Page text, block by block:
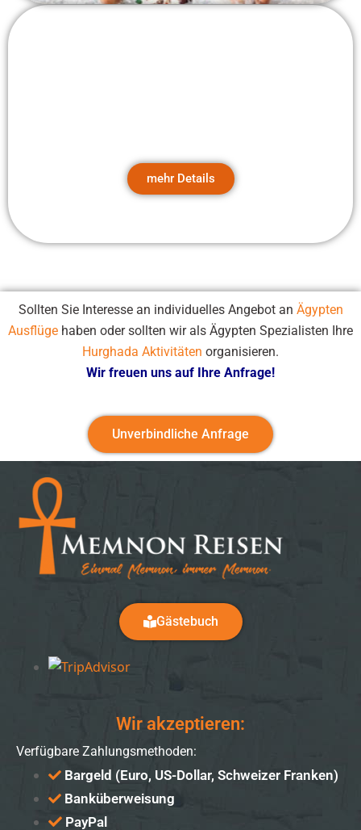
mehr Details
Sollten Sie Interesse an individuelles Angebot an Ägypten
Ausflüge haben oder sollten wir als Ägypten Spezialisten Ihre
Hurghada Aktivitäten organisieren.
Wir freuen uns auf Ihre Anfrage!
Unverbindliche Anfrage
Gästebuch
Wir akzeptieren:
Verfügbare Zahlungsmethoden:
Bargeld (Euro, US-Dollar, Schweizer Franken)
Banküberweisung
PayPal